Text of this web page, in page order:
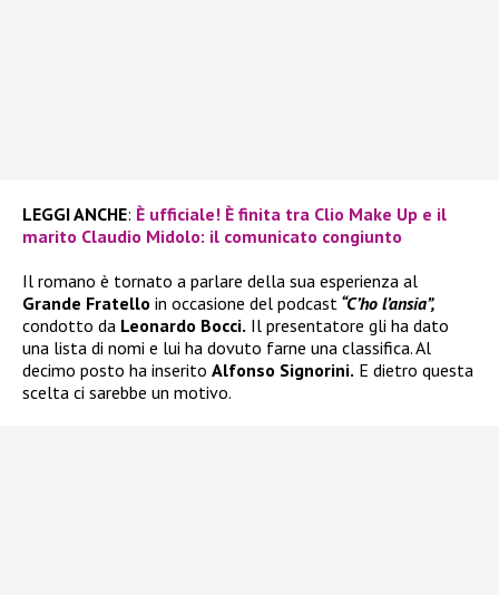
LEGGI ANCHE: È ufficiale! È finita tra Clio Make Up e il
marito Claudio Midolo: il comunicato congiunto
Il romano è tornato a parlare della sua esperienza al
Grande Fratello in occasione del podcast “C’ho l’ansia”,
condotto da Leonardo Bocci. Il presentatore gli ha dato
una lista di nomi e lui ha dovuto farne una classifica. Al
decimo posto ha inserito Alfonso Signorini. E dietro questa
scelta ci sarebbe un motivo.